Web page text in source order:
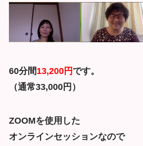
60分間13,200円 です。
（通常33,000円）
ZOOMを使用した
オンラインセッションなので